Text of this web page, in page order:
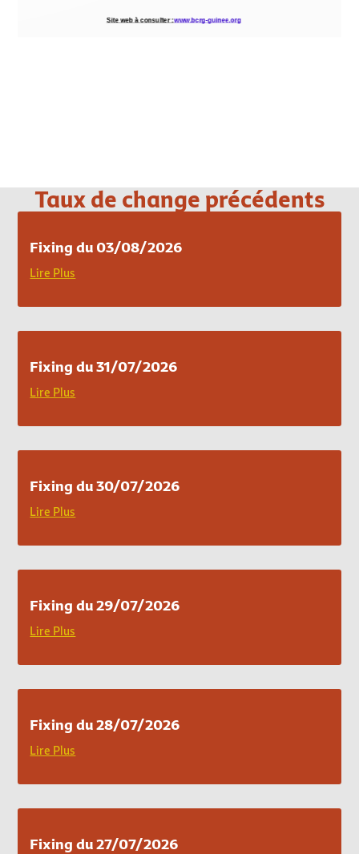
Taux de change précédents
Fixing du 03/08/2026
Lire Plus
Fixing du 31/07/2026
Lire Plus
Fixing du 30/07/2026
Lire Plus
Fixing du 29/07/2026
Lire Plus
Fixing du 28/07/2026
Lire Plus
Fixing du 27/07/2026